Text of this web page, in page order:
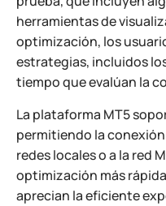
herramientas de
optimización, los
estrategias, incluidos
tiempo que evalúan la
La plataforma MT5
permitiendo la
redes locales o a la red
optimización más
aprecian la eficiente